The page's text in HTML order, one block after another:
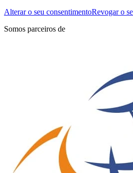
Alterar o seu consentimentoRevogar o
Somos parceiros de